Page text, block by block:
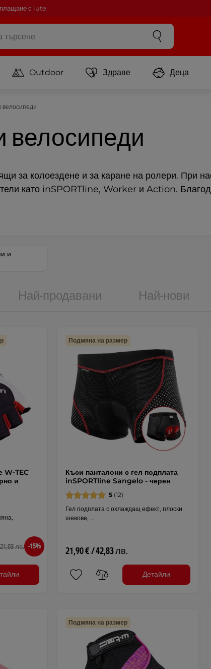
с iute
Outdoor Здраве Деца
велосипеди
за колоездене и за каране на ролери. При
като inSPORTline, Worker и Action.
велосипеди
и
Най-продавани Най-нови
W-TEC
и
лв. -15%
Подмяна на размер
Къси панталони с гел подплата
inSPORTline Sangelo - черен
5(12)
Гел подплата с охлаждащ ефект, плоски
шевове, …
21,90 € / 42,83 лв.
Детайли
Подмяна на размер